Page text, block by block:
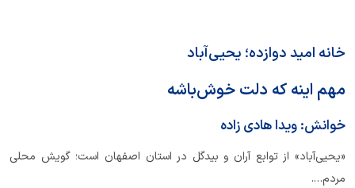
خانه امید دوازده؛ یحیی‌آباد
مهم اینه که دلت خوش‌باشه
خوانش:ویدا هادی زاده
«یحیی‌آباد» از توابع آران و بیدگل در استان اصفهان است؛ گویش محلی
مردم….